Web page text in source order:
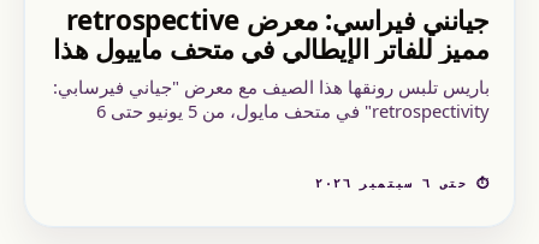
جيانني فيراسي: معرض retrospective
مميز للفاتر الإيطالي في متحف ماييول هذا
الصيف عام 2026
باريس تلبس رونقها هذا الصيف مع معرض "جياني فيرسابي:
retrospectivity" في متحف مايول، من 5 يونيو حتى 6
⏱ حتى ٦ سبتمبر ٢٠٢٦